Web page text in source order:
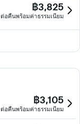
฿3,825
ต่อคืนพร้อมค่าธรรมเนียม
฿3,105
ต่อคืนพร้อมค่าธรรมเนียม